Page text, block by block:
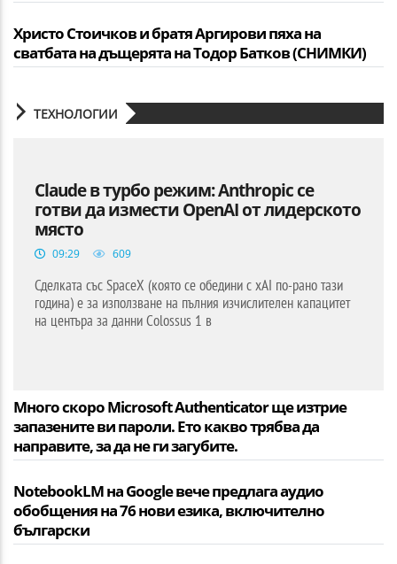
Христо Стоичков и братя Аргирови пяха на
сватбата на дъщерята на Тодор Батков (СНИМКИ)
ТЕХНОЛОГИИ
Claude в турбо режим: Anthropic се
готви да измести OpenAI от лидерското
място
09:29 609
Сделката със SpaceX (която се обедини с xAI по-рано тази
година) е за използване на пълния изчислителен капацитет
на центъра за данни Colossus 1 в
Много скоро Microsoft Authenticator ще изтрие
запазените ви пароли. Ето какво трябва да
направите, за да не ги загубите.
NotebookLM на Google вече предлага аудио
обобщения на 76 нови езика, включително
български